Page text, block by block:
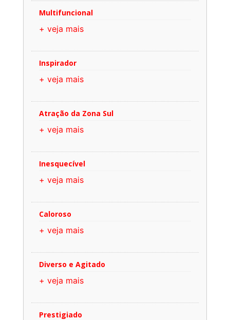
Multifuncional
+ veja mais
Inspirador
+ veja mais
Atração da Zona Sul
+ veja mais
Inesquecível
+ veja mais
Caloroso
+ veja mais
Diverso e Agitado
+ veja mais
Prestigiado